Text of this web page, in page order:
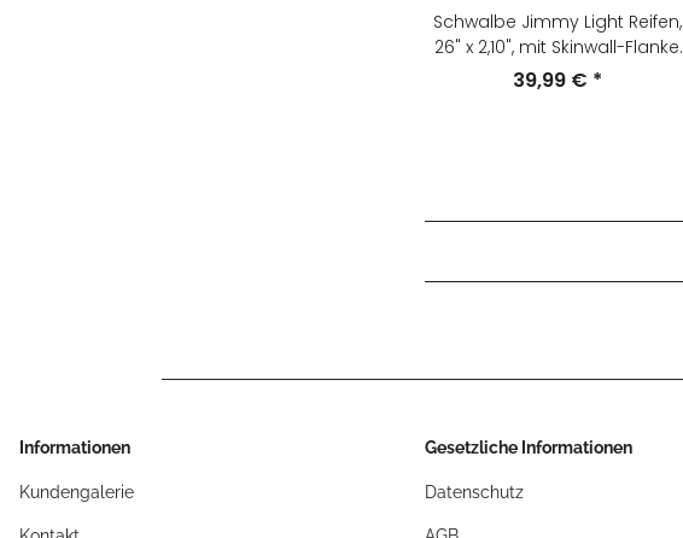
Schwalbe Jimmy Light Reifen,
26" x 2,10", mit Skinwall-Flanke,
faltbar, NEU
39,99 € *
Informationen
Kundengalerie
Gesetzliche Informationen
Datenschutz